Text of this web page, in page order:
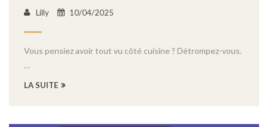
Lilly 10/04/2025
Vous pensiez avoir tout vu côté cuisine ? Détrompez-vous.
…
LA SUITE